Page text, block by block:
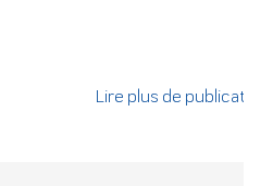
Lire plus de